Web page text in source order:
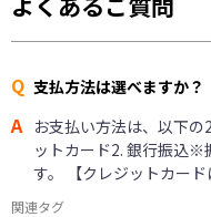
Q 支払方法は選べますか？
A お支払い方法は、以下
ットカード2. 銀行振込※
す。 【クレジットカー
関連タグ